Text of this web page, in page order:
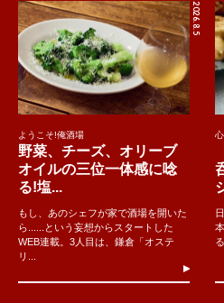
2026.8.5
ようこそ!俺酒場
野菜、チーズ、オリーブ
オイルの三位一体感に唸
る!塩...
もし、あのシェフが家で酒場を開いた
ら......という妄想からスタートした
WEB連載。3人目は、鎌倉「オステ
リ...